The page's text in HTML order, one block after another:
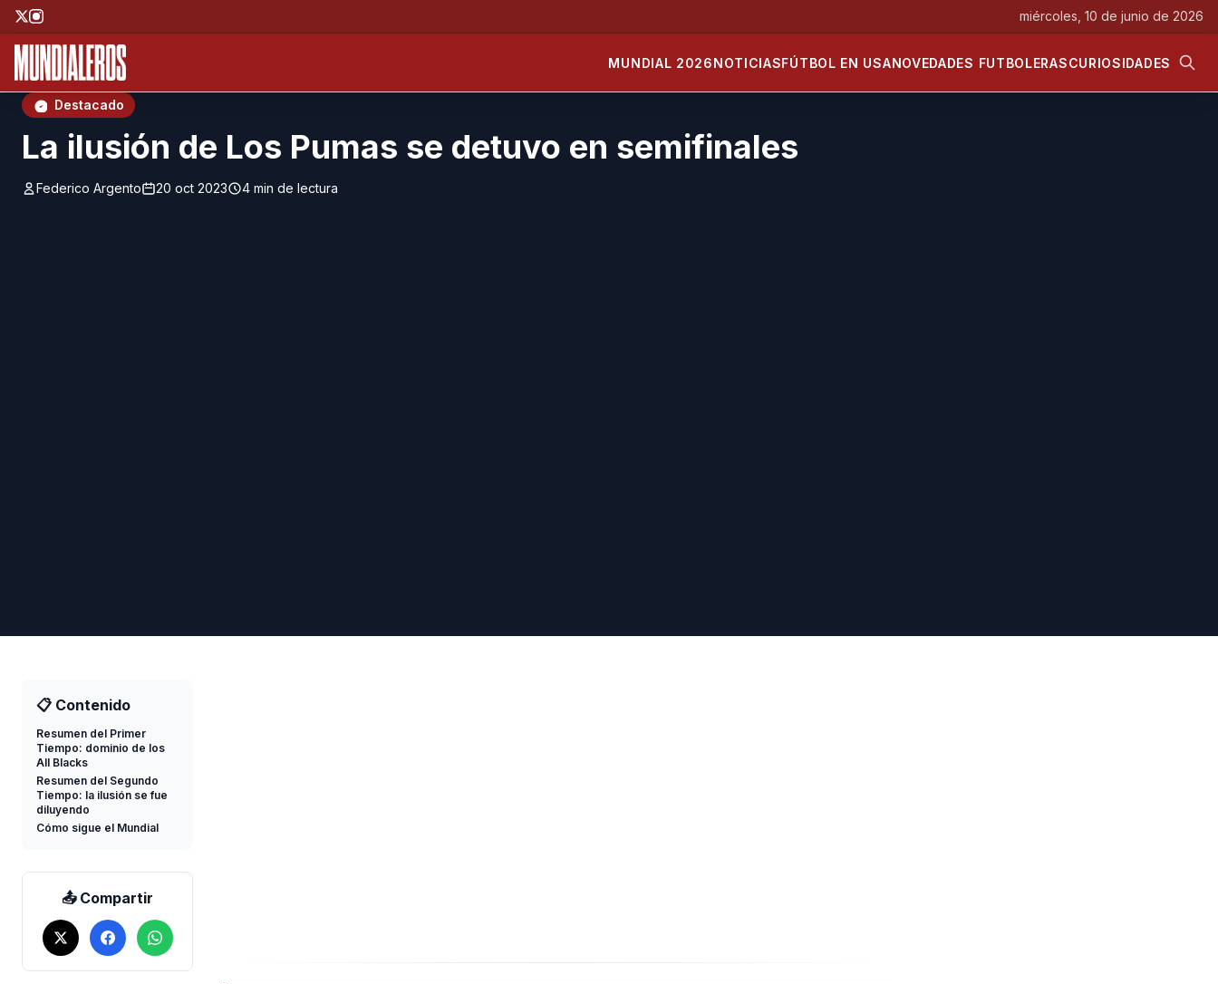
Saltar al contenido principal miércoles, 10 de junio de 2026
MUNDIAL 2026NOTICIASFÚTBOL EN USANOVEDADES FUTBOLERASCURIOSIDADES
Destacado
La ilusión de Los Pumas se detuvo en semifinales
Federico Argento 20 oct 2023 4 min de lectura
📋 Contenido
Resumen del Primer
Tiempo: dominio de los
All Blacks
Resumen del Segundo
Tiempo: la ilusión se fue
diluyendo
Cómo sigue el Mundial
📤 Compartir